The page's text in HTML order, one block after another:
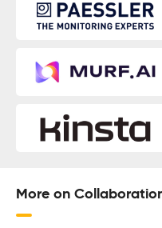
More on